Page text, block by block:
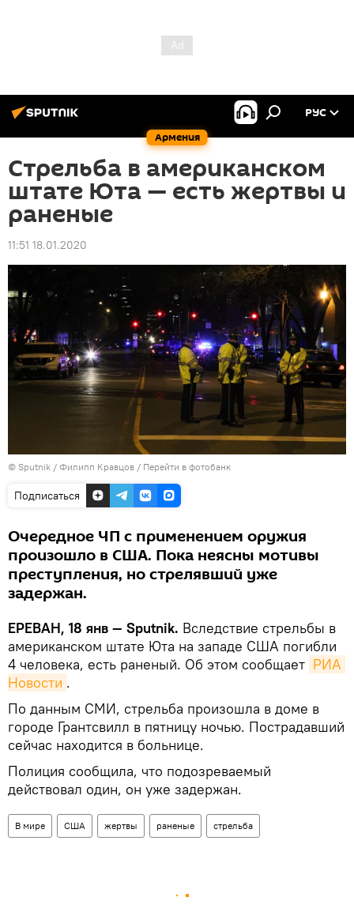
Армения
РУС
Стрельба в американском
штате Юта — есть жертвы и
раненые
11:51 18.01.2020
© Sputnik / Филипп Кравцов / Перейти в фотобанк
Подписаться
Очередное ЧП с применением оружия
произошло в США. Пока неясны мотивы
преступления, но стрелявший уже
задержан.
ЕРЕВАН, 18 янв — Sputnik. Вследствие стрельбы в
американском штате Юта на западе США погибли
4 человека, есть раненый. Об этом сообщает РИА
Новости .
По данным СМИ, стрельба произошла в доме в
городе Грантсвилл в пятницу ночью. Пострадавший
сейчас находится в больнице.
Полиция сообщила, что подозреваемый
действовал один, он уже задержан.
В мире США жертвы раненые стрельба